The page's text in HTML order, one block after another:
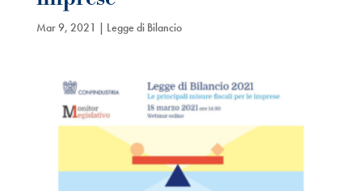
Mar 9, 2021 | Legge di Bilancio